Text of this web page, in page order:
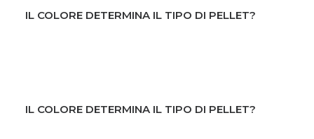
IL COLORE DETERMINA IL TIPO DI PELLET?
IL COLORE DETERMINA IL TIPO DI PELLET?